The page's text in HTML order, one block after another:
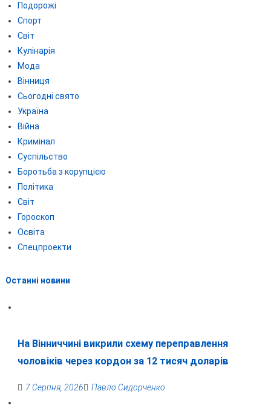
Подорожі
Спорт
Світ
Кулінарія
Мода
Вінниця
Сьогодні свято
Україна
Війна
Кримінал
Суспільство
Боротьба з корупцією
Політика
Світ
Гороскоп
Освіта
Спецпроекти
Останні новини
На Вінниччині викрили схему переправлення
чоловіків через кордон за 12 тисяч доларів
7 Серпня, 2026 Павло Сидорченко